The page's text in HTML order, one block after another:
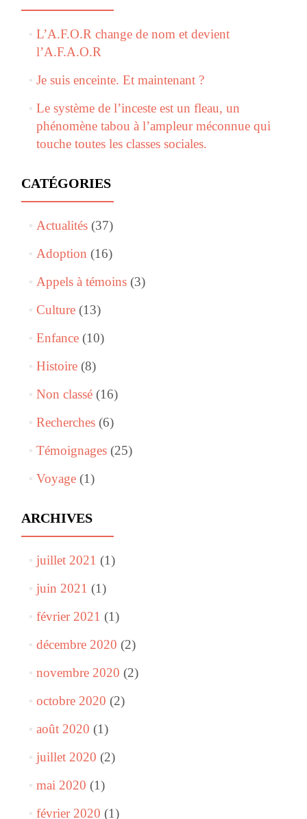
L’A.F.O.R change de nom et devient
l’A.F.A.O.R
Je suis enceinte. Et maintenant ?
Le système de l’inceste est un fleau, un
phénomène tabou à l’ampleur méconnue qui
touche toutes les classes sociales.
CATÉGORIES
Actualités(37)
Adoption (16)
Appels à témoins(3)
Culture(13)
Enfance(10)
Histoire(8)
Non classé(16)
Recherches(6)
Témoignages(25)
Voyage(1)
ARCHIVES
juillet 2021 (1)
juin 2021 (1)
février 2021 (1)
décembre 2020 (2)
novembre 2020 (2)
octobre 2020 (2)
août 2020 (1)
juillet 2020 (2)
mai 2020 (1)
février 2020 (1)